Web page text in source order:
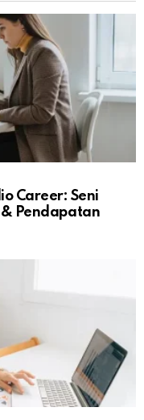
Career: Seni
Pendapatan